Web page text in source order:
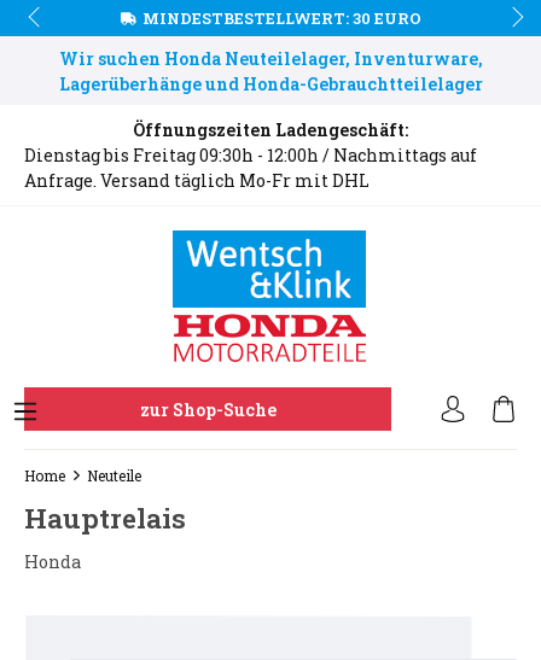
MINDESTBESTELLWERT: 30 EURO
Wir suchen Honda Neuteilelager, Inventurware,
Lagerüberhänge und Honda-Gebrauchtteilelager
Öffnungszeiten Ladengeschäft:
Dienstag bis Freitag 09:30h - 12:00h / Nachmittags auf
Anfrage. Versand täglich Mo-Fr mit DHL
zur Shop-Suche
Home Neuteile
Hauptrelais
Honda